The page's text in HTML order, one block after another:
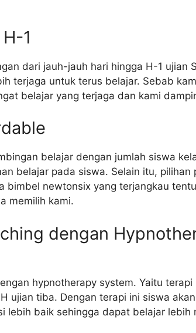
1
dari jauh-jauh hari hingga H-1 ujian
terjaga untuk terus belajar. Sebab
belajar yang terjaga dan kami
belajar dengan jumlah siswa
belajar pada siswa. Selain itu, pilihan
bimbel newtonsix yang terjangkau
memilih kami.
dengan
hypnotherapy system. Yaitu
ujian tiba. Dengan terapi ini siswa
lebih baik sehingga dapat belajar lebih